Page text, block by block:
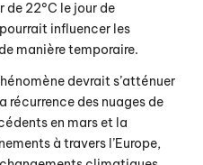
de 22°C le jour de
influencer les
manière temporaire.
devrait s’atténuer
récurrence des nuages de
en mars et la
à travers l’Europe,